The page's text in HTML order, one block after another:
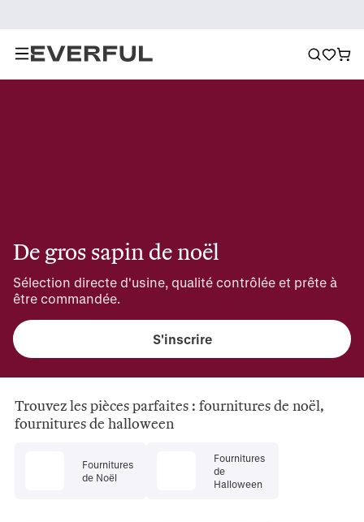
De gros sapin de noël
Sélection directe d'usine, qualité contrôlée et prête à
être commandée.
S'inscrire
Trouvez les pièces parfaites : fournitures de noël,
fournitures de halloween
Fournitures
de Noël
Fournitures
de
Halloween